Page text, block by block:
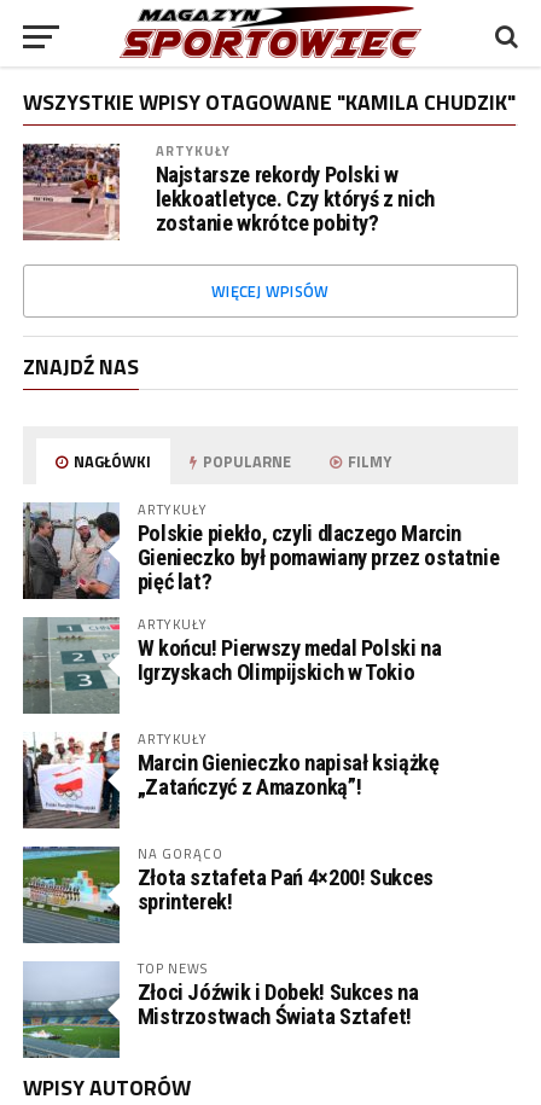
WSZYSTKIE WPISY OTAGOWANE "KAMILA CHUDZIK"
ARTYKUŁY
Najstarsze rekordy Polski w
lekkoatletyce. Czy któryś z nich
zostanie wkrótce pobity?
WIĘCEJ WPISÓW
ZNAJDŹ NAS
NAGŁÓWKI POPULARNE FILMY
ARTYKUŁY
Polskie piekło, czyli dlaczego Marcin
Gienieczko był pomawiany przez ostatnie
pięć lat?
ARTYKUŁY
W końcu! Pierwszy medal Polski na
Igrzyskach Olimpijskich w Tokio
ARTYKUŁY
Marcin Gienieczko napisał książkę
„Zatańczyć z Amazonką”!
NA GORĄCO
Złota sztafeta Pań 4×200! Sukces
sprinterek!
TOP NEWS
Złoci Jóźwik i Dobek! Sukces na
Mistrzostwach Świata Sztafet!
WPISY AUTORÓW